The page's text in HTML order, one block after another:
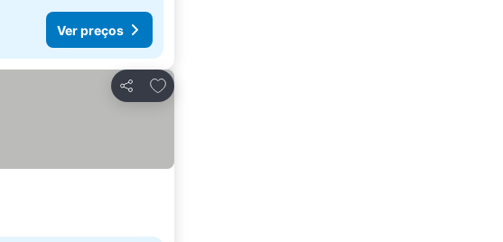
Ver preços
Partilhar
Adicionar aos favoritos